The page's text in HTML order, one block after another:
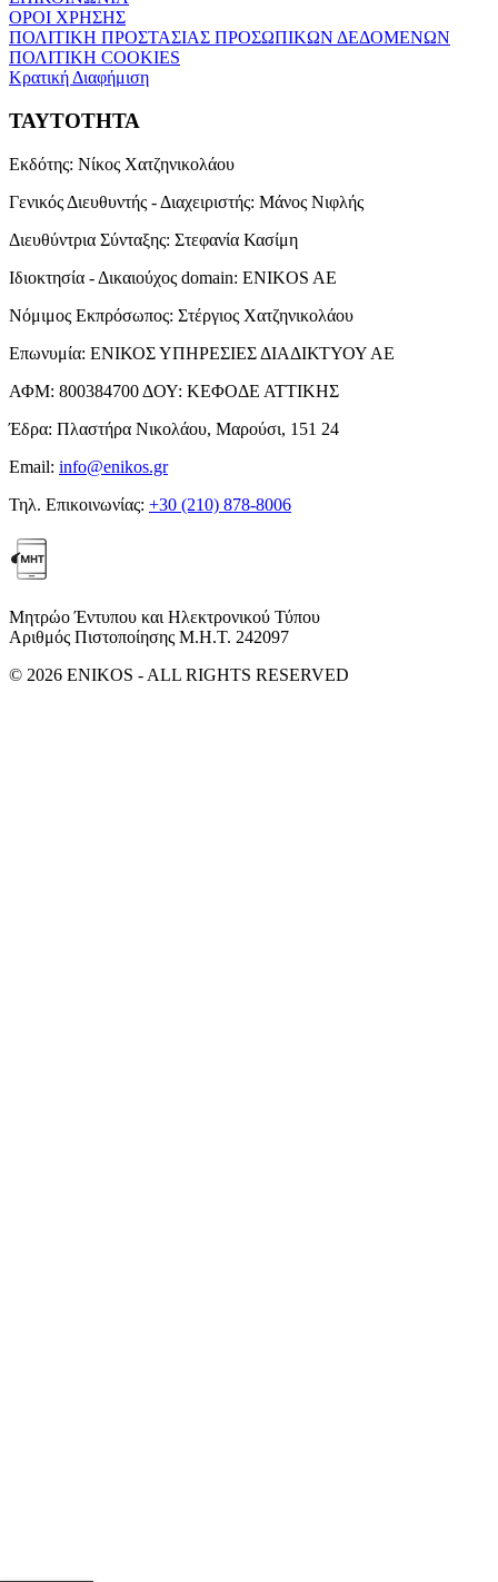
ΟΡΟΙ ΧΡΗΣΗΣ
ΠΟΛΙΤΙΚΗ ΠΡΟΣΤΑΣΙΑΣ ΠΡΟΣΩΠΙΚΩΝ ΔΕΔΟΜΕΝΩΝ
ΠΟΛΙΤΙΚΗ COOKIES
Κρατική Διαφήμιση
ΤΑΥΤΟΤΗΤΑ
Εκδότης: Νίκος Χατζηνικολάου
Γενικός Διευθυντής - Διαχειριστής: Μάνος Νιφλής
Διευθύντρια Σύνταξης: Στεφανία Κασίμη
Ιδιοκτησία - Δικαιούχος domain: ENIKOS AE
Νόμιμος Εκπρόσωπος: Στέργιος Χατζηνικολάου
Επωνυμία: ΕΝΙΚΟΣ ΥΠΗΡΕΣΙΕΣ ΔΙΑΔΙΚΤΥΟΥ ΑΕ
ΑΦΜ: 800384700 ΔΟΥ: ΚΕΦΟΔΕ ΑΤΤΙΚΗΣ
Έδρα: Πλαστήρα Νικολάου, Μαρούσι, 151 24
Email: info@enikos.gr
Τηλ. Επικοινωνίας: +30 (210) 878-8006
Μητρώο Έντυπου και Ηλεκτρονικού Τύπου
Αριθμός Πιστοποίησης Μ.Η.Τ. 242097
© 2026 ENIKOS - ALL RIGHTS RESERVED